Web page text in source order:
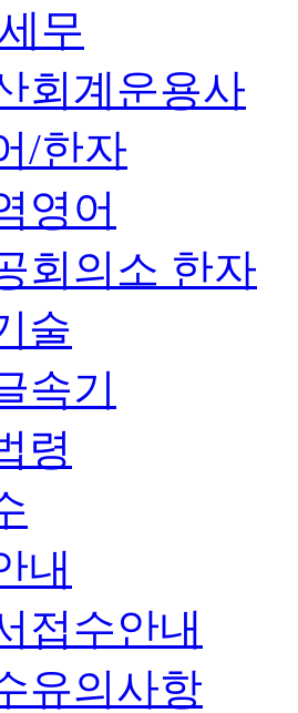
무
회계운용사
/한자
영어
회의소 한자
술
속기
령
내
접수안내
유의사항